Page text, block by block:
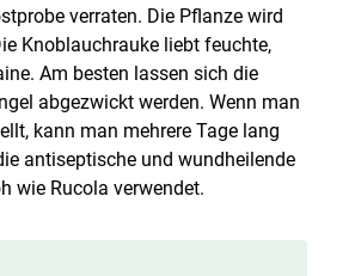
verraten. Die Pflanze wird
Knoblauchrauke liebt feuchte,
Am besten lassen sich die
abgezwickt werden. Wenn man
kann man mehrere Tage lang
antiseptische und wundheilende
wie Rucola verwendet.